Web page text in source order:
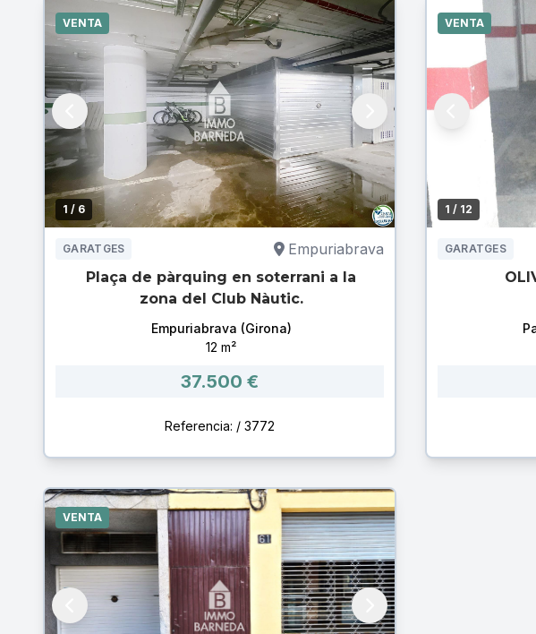
1 / 6
VENTA
GARATGES Empuriabrava
Plaça de pàrquing en soterrani a la
zona del Club Nàutic.
Empuriabrava (Girona)
12 m²
37.500 €
Referencia: / 3772
1 / 12
VENTA
GARATGES
VENTA